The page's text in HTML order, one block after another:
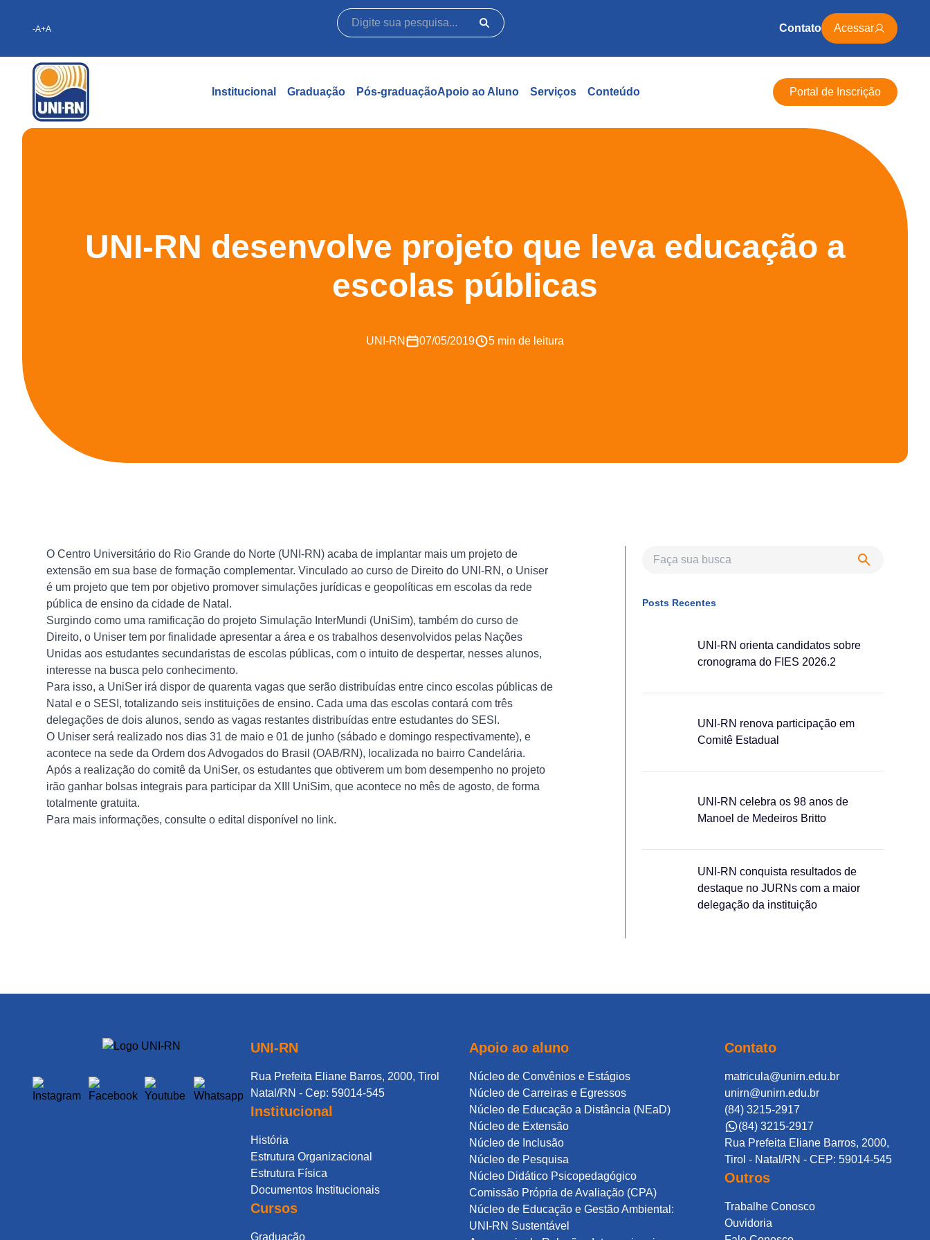
-A+A Contato Acessar
Institucional Graduação Pós-graduaçãoApoio ao Aluno Serviços Conteúdo Portal de Inscrição
UNI-RN desenvolve projeto que leva educação a
escolas públicas
UNI-RN 07/05/2019 5 min de leitura
O Centro Universitário do Rio Grande do Norte (UNI-RN) acaba de implantar mais um projeto de
extensão em sua base de formação complementar. Vinculado ao curso de Direito do UNI-RN, o Uniser
é um projeto que tem por objetivo promover simulações jurídicas e geopolíticas em escolas da rede
pública de ensino da cidade de Natal.
Surgindo como uma ramificação do projeto Simulação InterMundi (UniSim), também do curso de
Direito, o Uniser tem por finalidade apresentar a área e os trabalhos desenvolvidos pelas Nações
Unidas aos estudantes secundaristas de escolas públicas, com o intuito de despertar, nesses alunos,
interesse na busca pelo conhecimento.
Para isso, a UniSer irá dispor de quarenta vagas que serão distribuídas entre cinco escolas públicas de
Natal e o SESI, totalizando seis instituições de ensino. Cada uma das escolas contará com três
delegações de dois alunos, sendo as vagas restantes distribuídas entre estudantes do SESI.
O Uniser será realizado nos dias 31 de maio e 01 de junho (sábado e domingo respectivamente), e
acontece na sede da Ordem dos Advogados do Brasil (OAB/RN), localizada no bairro Candelária.
Após a realização do comitê da UniSer, os estudantes que obtiverem um bom desempenho no projeto
irão ganhar bolsas integrais para participar da XIII UniSim, que acontece no mês de agosto, de forma
totalmente gratuita.
Para mais informações, consulte o edital disponível no link.
Posts Recentes
UNI-RN orienta candidatos sobre
cronograma do FIES 2026.2
UNI-RN renova participação em
Comitê Estadual
UNI-RN celebra os 98 anos de
Manoel de Medeiros Britto
UNI-RN conquista resultados de
destaque no JURNs com a maior
delegação da instituição
UNI-RN
Rua Prefeita Eliane Barros, 2000, Tirol
Natal/RN - Cep: 59014-545
Institucional
História
Estrutura Organizacional
Estrutura Física
Documentos Institucionais
Cursos
Graduação
Apoio ao aluno
Núcleo de Convênios e Estágios
Núcleo de Carreiras e Egressos
Núcleo de Educação a Distância (NEaD)
Núcleo de Extensão
Núcleo de Inclusão
Núcleo de Pesquisa
Núcleo Didático Psicopedagógico
Comissão Própria de Avaliação (CPA)
Núcleo de Educação e Gestão Ambiental:
UNI-RN Sustentável
Contato
matricula@unirn.edu.br
unirn@unirn.edu.br
(84) 3215-2917
(84) 3215-2917
Rua Prefeita Eliane Barros, 2000,
Tirol - Natal/RN - CEP: 59014-545
Outros
Trabalhe Conosco
Ouvidoria